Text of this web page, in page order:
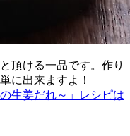
頂ける一品です。作り
に出来ますよ！
生姜だれ～」レシピは